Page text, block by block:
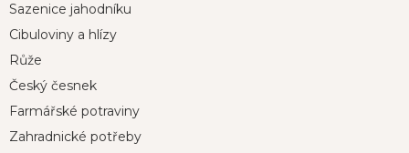
aSazenice jahodníku
Cibuloviny a hlízy
Růže
Český česnek
Farmářské potraviny
Zahradnické potřeby